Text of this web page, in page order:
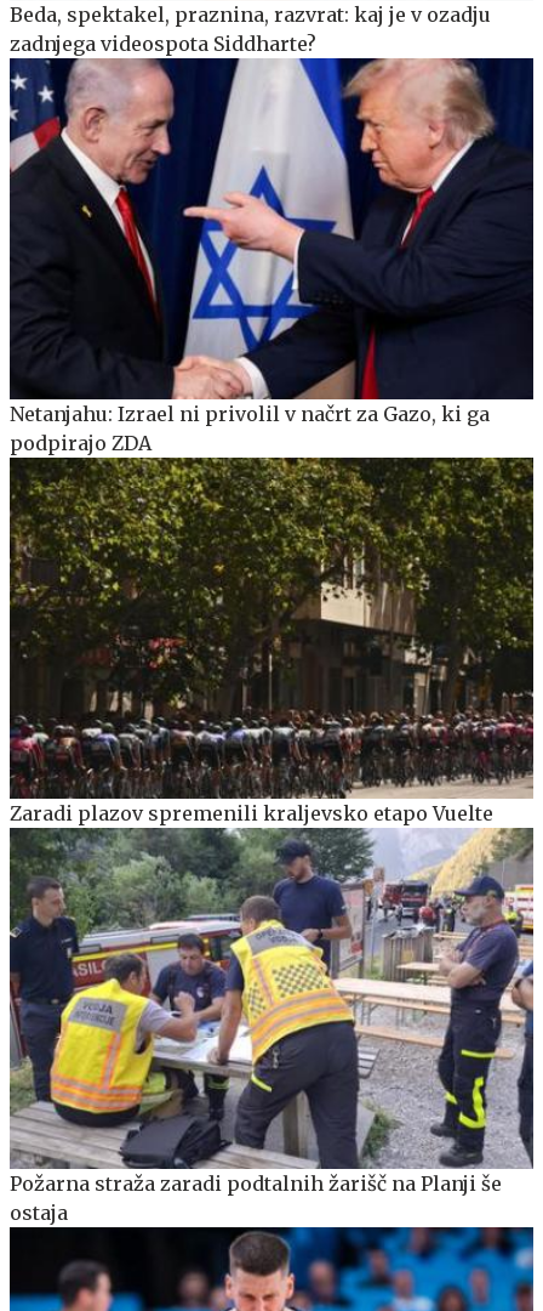
Beda, spektakel, praznina, razvrat: kaj je v ozadju
zadnjega videospota Siddharte?
Netanjahu: Izrael ni privolil v načrt za Gazo, ki ga
podpirajo ZDA
Zaradi plazov spremenili kraljevsko etapo Vuelte
Požarna straža zaradi podtalnih žarišč na Planji še
ostaja